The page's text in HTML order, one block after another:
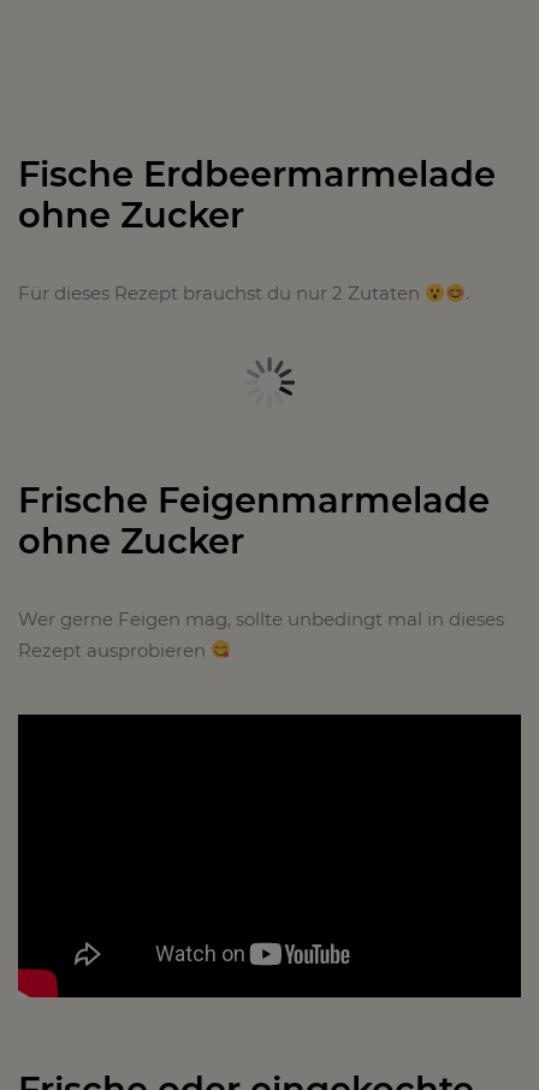
Fische Erdbeermarmelade
ohne Zucker
Für dieses Rezept brauchst du nur 2 Zutaten .
Frische Feigenmarmelade
ohne Zucker
Wer gerne Feigen mag, sollte unbedingt mal in dieses
Rezept ausprobieren